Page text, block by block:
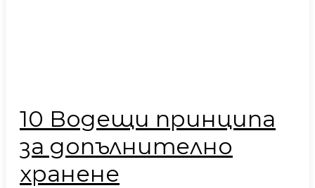
10 Водещи принципа
за допълнително
хранене